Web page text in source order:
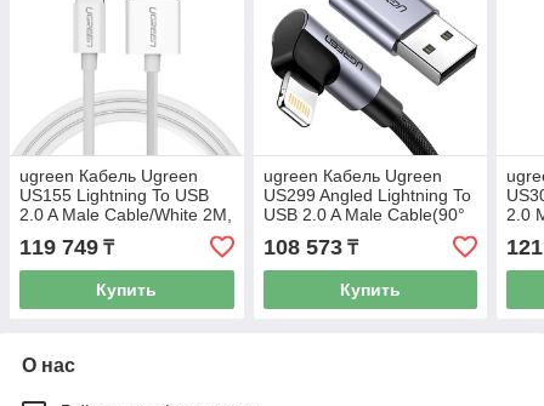
ugreen Кабель Ugreen
US155 Lightning To USB
2.0 A Male Cable/White 2M,
119 749 ₸
Купить
ugreen Кабель Ugreen
US299 Angled Lightning To
USB 2.0 A Male Cable(90°
Angle)/Black 1M, 60521
108 573₸
Купить
2.0
О нас